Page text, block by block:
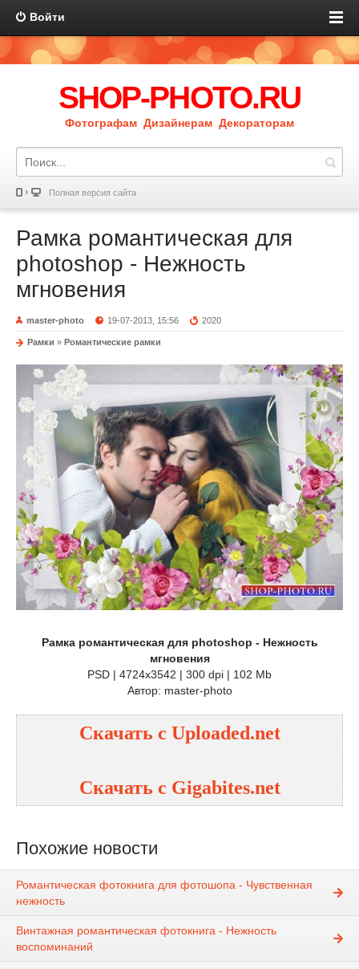
Войти
SHOP-PHOTO.RU
Фотографам Дизайнерам Декораторам
Полная версия сайта
Рамка романтическая для
photoshop - Нежность
мгновения
master-photo 19-07-2013, 15:56 2020
Рамки » Романтические рамки
Рамка романтическая для photoshop - Нежность
мгновения
PSD | 4724x3542 | 300 dpi | 102 Mb
Автор: master-photo
Скачать с Uploaded.net
Скачать с Gigabites.net
Похожие новости
Романтическая фотокнига для фотошопа - Чувственная
нежность
Винтажная романтическая фотокнига - Нежность
воспоминаний